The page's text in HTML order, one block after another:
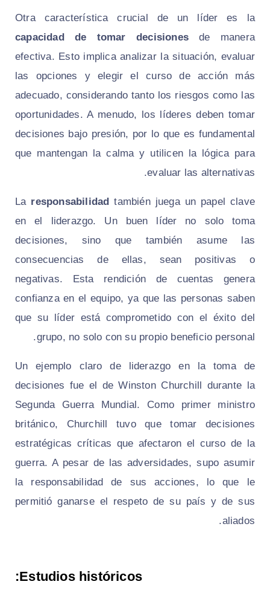
Otra característica crucial de un líder es la
capacidad de tomar decisionesde manera
efectiva. Esto implica analizar la situación, evaluar
las opciones y elegir el curso de acción más
adecuado, considerando tanto los riesgos como las
oportunidades. A menudo, los líderes deben tomar
decisiones bajo presión, por lo que es fundamental
que mantengan la calma y utilicen la lógica para
evaluar las alternativas.
La responsabilidad también juega un papel clave
en el liderazgo. Un buen líder no solo toma
decisiones, sino que también asume las
consecuencias de ellas, sean positivas o
negativas. Esta rendición de cuentas genera
confianza en el equipo, ya que las personas saben
que su líder está comprometido con el éxito del
grupo, no solo con su propio beneficio personal.
Un ejemplo claro de liderazgo en la toma de
decisiones fue el de Winston Churchill durante la
Segunda Guerra Mundial. Como primer ministro
británico, Churchill tuvo que tomar decisiones
estratégicas críticas que afectaron el curso de la
guerra. A pesar de las adversidades, supo asumir
la responsabilidad de sus acciones, lo que le
permitió ganarse el respeto de su país y de sus
aliados.
Estudios históricos: